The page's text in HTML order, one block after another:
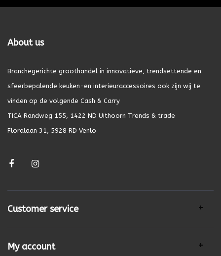
About us
Branchegerichte groothandel in innovatieve, trendsettende en
sfeerbepalende keuken-en interieuraccessoires ook zijn wij te
vinden op de volgende Cash & Carry
TICA Randweg 155, 1422 ND Uithoorn Trends & trade
Floralaan 31, 5928 RD Venlo
Customer service
My account